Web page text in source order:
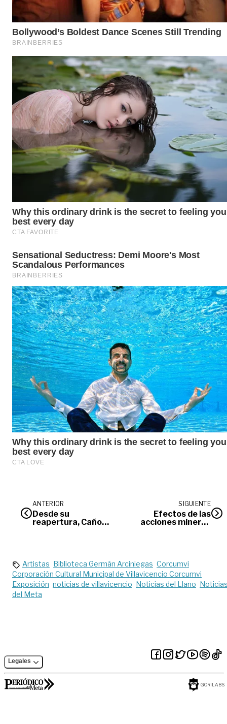
ANTERIOR
Desde su
reapertura, Caño
SIGUIENTE
Efectos de las
acciones mineras
Artistas Biblioteca Germán Arciniegas Corcumvi
Corporación Cultural Municipal de Villavicencio Corcumvi
Exposición noticias de villavicencio Noticias del Llano
del Meta
Legales
GORILABS